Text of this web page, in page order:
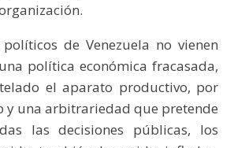
de Venezuela no vienen
política económica fracasada,
el aparato productivo, por
y una arbitrariedad que pretende
las decisiones públicas, los